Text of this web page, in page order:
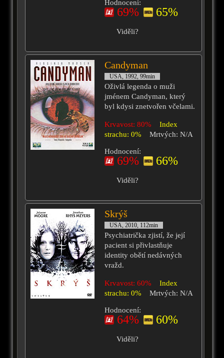
Hodnocení:
69% 65%
Viděli?
Candyman
USA, 1992, 99min
Oživlá legenda o muži
jménem Candyman, který
byl kdysi znetvořen včelami.
Krvavost: 80%
Index
strachu: 0%
Mrtvých: N/A
Hodnocení:
69% 66%
Viděli?
Skrýš
USA, 2010, 112min
Psychiatrička zjistí, že její
pacient si přivlastňuje
identity obětí nedávných
vražd.
Krvavost: 60%
Index
strachu: 0%
Mrtvých: N/A
Hodnocení:
64% 60%
Viděli?